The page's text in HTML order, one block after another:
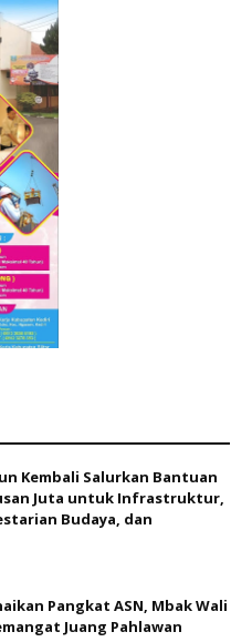
Kembali Salurkan Bantuan
Juta untuk Infrastruktur,
Budaya, dan
Pangkat ASN, Mbak Wali
Juang Pahlawan